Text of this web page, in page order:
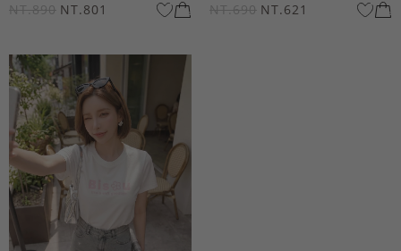
NT.890 NT.801 NT.690 NT.621